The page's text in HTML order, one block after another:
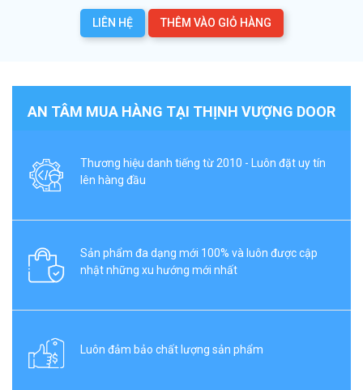
LIÊN HỆ THÊM VÀO GIỎ HÀNG
AN TÂM MUA HÀNG TẠI THỊNH VƯỢNG DOOR
Thương hiệu danh tiếng từ 2010 - Luôn đặt uy tín
lên hàng đầu
Sản phẩm đa dạng mới 100% và luôn được cập
nhật những xu hướng mới nhất
Luôn đảm bảo chất lượng sản phẩm